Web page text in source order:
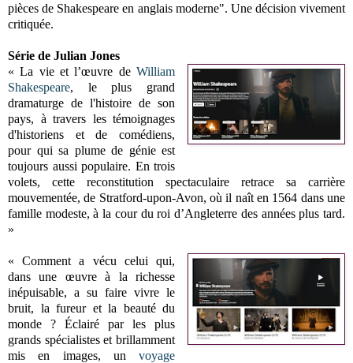
pièces de Shakespeare en anglais moderne". Une décision vivement
critiquée.
Série de Julian Jones
« La vie et l’œuvre deWilliam
Shakespeare, le plus grand
dramaturge de l'histoire de son
pays, à travers les témoignages
d'historiens et de comédiens,
pour qui sa plume de génie est
toujours aussi populaire. En trois
volets, cette reconstitution spectaculaire retrace sa carrière
mouvementée, de Stratford-upon-Avon, où il naît en 1564 dans une
famille modeste, à la cour du roi d’Angleterre des années plus tard.
»
« Comment a vécu celui qui,
dans une œuvre à la richesse
inépuisable, a su faire vivre le
bruit, la fureur et la beauté du
monde ? Éclairé par les plus
grands spécialistes et brillamment
mis en images, unvoyage